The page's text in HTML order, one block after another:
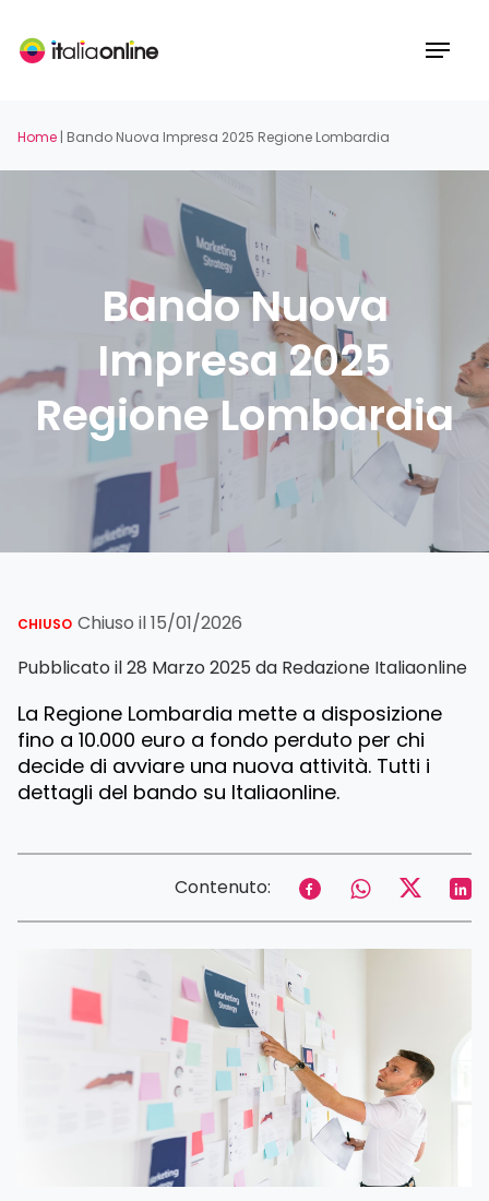
main
Menu
Home | Bando Nuova Impresa 2025 Regione Lombardia
Bando Nuova
Impresa 2025
Regione Lombardia
CHIUSO Chiuso il 15/01/2026
Pubblicato il 28 Marzo 2025 da Redazione Italiaonline
La Regione Lombardia mette a disposizione
fino a 10.000 euro a fondo perduto per chi
decide di avviare una nuova attività. Tutti i
dettagli del bando su Italiaonline.
Contenuto: